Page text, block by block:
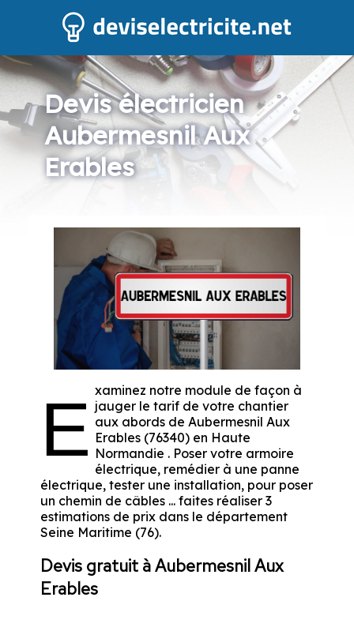
Devis électricien
Aubermesnil Aux
Erables
E xaminez notre module de façon à
jauger le tarif de votre chantier
aux abords de Aubermesnil Aux
Erables (76340) en Haute
Normandie . Poser votre armoire
électrique, remédier à une panne
électrique, tester une installation, pour poser
un chemin de câbles ... faites réaliser 3
estimations de prix dans le département
Seine Maritime (76).
Devis gratuit à Aubermesnil Aux
Erables